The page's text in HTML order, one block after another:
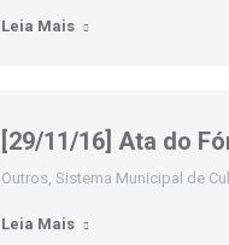
Leia Mais
[29/11/16] Ata do
Outros, Sistema Municipal de
Leia Mais